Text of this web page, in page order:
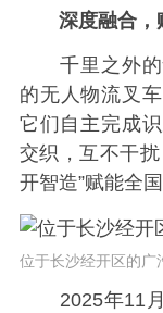
深度融合，
千里之外的
的无人物流叉
它们自主完成
交织，互不干
开智造”赋能全
位于长沙经开区的广
2025年11月